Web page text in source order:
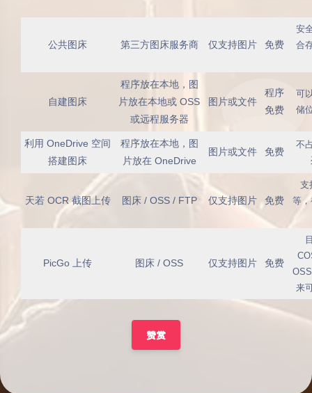
公共图床 第三方图床服务商 仅支持图片 免费
安
合
自建图床
程序放在本地，图
片放在本地或 OSS
或远程服务器
图片或文件
程序
免费
可
储
利用 OneDrive 空间
搭建图床
程序放在本地，图
片放在 OneDrive
图片或文件 免费
不
天若 OCR 截图上传 图床 / OSS / FTP 仅支持图片 免费
支
等
PicGo 上传 图床 / OSS 仅支持图片 免费
来
赞赏